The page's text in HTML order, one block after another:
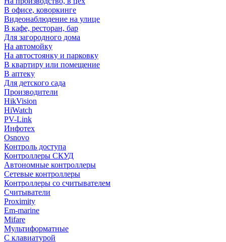
В офисе, коворкинге
Видеонаблюдение на улице
В кафе, ресторан, бар
Для загородного дома
На автомойку
На автостоянку и парковку
В квартиру или помещение
В аптеку
Для детского сада
Производители
HikVision
HiWatch
PV-Link
Инфотех
Osnovo
Контроль доступа
Контроллеры СКУД
Автономные контроллеры
Сетевые контроллеры
Контроллеры со считывателем
Считыватели
Proximity
Em-marine
Mifare
Мультиформатные
С клавиатурой